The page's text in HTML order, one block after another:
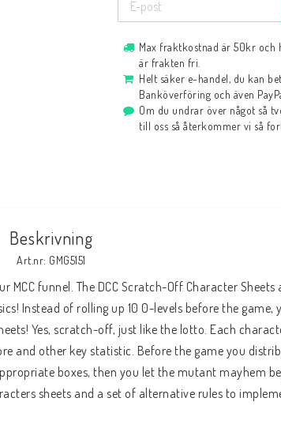
Max fraktkostnad är 50kr och
är frakten fri.
Helt säker e-handel, du kan
Banköverföring och även
Om du undrar över något så
till oss så återkommer vi så
Beskrivning
Art.nr: GMG5151
funnel. The DCC Scratch-Off Character Sheets
Instead of rolling up 10 0-levels before the game,
Yes, scratch-off, just like the lotto. Each
and other key statistic. Before the game you
boxes, then you let the mutant mayhem
sheets and a set of alternative rules to